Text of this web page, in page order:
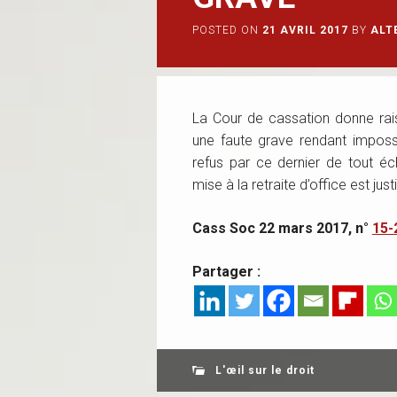
POSTED ON 21 AVRIL 2017 BY
La Cour de cassation donne
une faute grave rendant
refus par ce dernier de tout
mise à la retraite d’office est
Cass Soc 22 mars 2017, n° 15-
Partager :
L'œil sur le droit